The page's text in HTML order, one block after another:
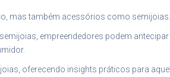
mas também acessórios como semijoias.
empreendedores podem antecipar
oferecendo insights práticos para